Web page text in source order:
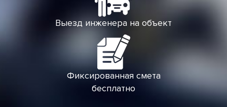
Выезд инженера на объект
Фиксированная смета
бесплатно